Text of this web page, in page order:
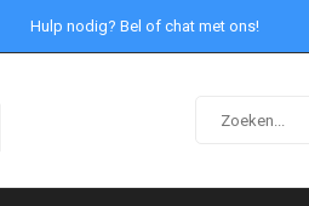
Hulp nodig? Bel of chat met ons!